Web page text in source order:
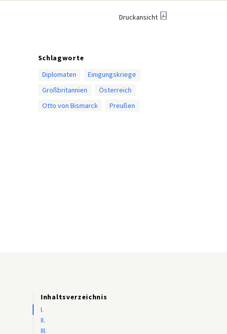
Druckansicht
Schlagworte
Diplomaten
Einigungskriege
Großbritannien
Österreich
Otto von Bismarck
Preußen
Inhaltsverzeichnis
I.
II.
III.